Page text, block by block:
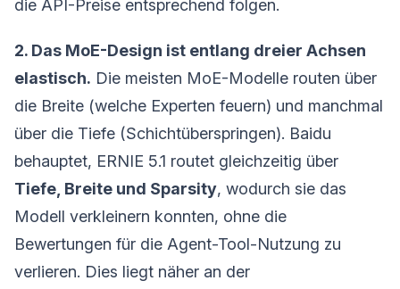
die API-Preise entsprechend folgen.
2. Das MoE-Design ist entlang dreier Achsen
elastisch. Die meisten MoE-Modelle routen über
die Breite (welche Experten feuern) und manchmal
über die Tiefe (Schichtüberspringen). Baidu
behauptet, ERNIE 5.1 routet gleichzeitig über
Tiefe, Breite und Sparsity, wodurch sie das
Modell verkleinern konnten, ohne die
Bewertungen für die Agent-Tool-Nutzung zu
verlieren. Dies liegt näher an der